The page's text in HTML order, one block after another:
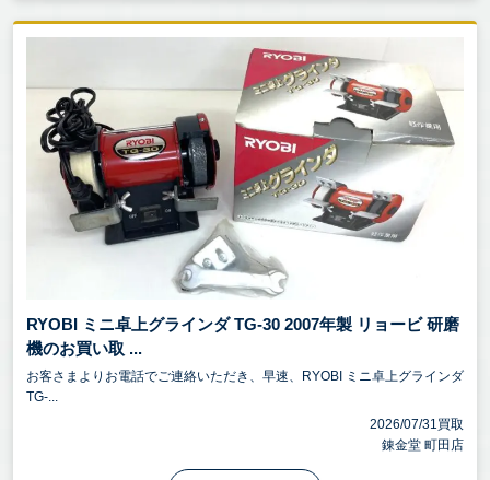
RYOBI ミニ卓上グラインダ TG-30 2007年製 リョービ 研磨
機のお買い取 ...
お客さまよりお電話でご連絡いただき、早速、RYOBI ミニ卓上グラインダ
TG-...
2026/07/31買取
錬金堂 町田店